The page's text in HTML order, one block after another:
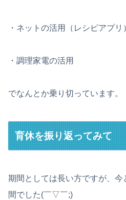
・ネットの活用（レシピアプリ
・調理家電の活用
でなんとか乗り切っています。
育休を振り返ってみて
期間としては長い方ですが、今
間でした(￣▽￣;)